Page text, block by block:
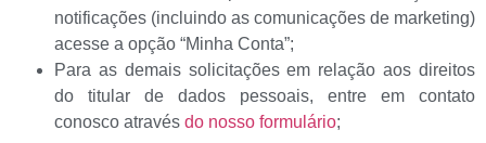
notificações (incluindo as comunicações de marketing)
acesse a opção “Minha Conta”;
Para as demais solicitações em relação aos direitos
do titular de dados pessoais, entre em contato
conosco através do nosso formulário;